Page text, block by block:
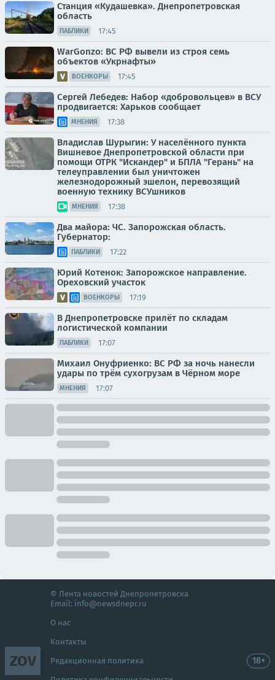
Станция «Кудашевка». Днепропетровская
область
ПАБЛИКИ 17:45
WarGonzo: ВС РФ вывели из строя семь
объектов «Укрнафты»
ВОЕНКОРЫ 17:45
Сергей Лебедев: Набор «добровольцев» в ВСУ
продвигается: Харьков сообщает
МНЕНИЯ 17:38
Владислав Шурыгин: У населённого пункта
Вишневое Днепропетровской области при
помощи ОТРК "Искандер" и БПЛА "Герань" на
телеуправлении был уничтожен
железнодорожный эшелон, перевозящий
военную технику ВСУшников
МНЕНИЯ 17:38
Два майора: ЧС. Запорожская область.
Губернатор:
ПАБЛИКИ 17:22
Юрий Котенок: Запорожское направление.
Ореховский участок
ВОЕНКОРЫ 17:19
В Днепропетровске прилёт по складам
логистической компании
ПАБЛИКИ 17:07
Михаил Онуфриенко: ВС РФ за ночь нанесли
удары по трём сухогрузам в Чёрном море
МНЕНИЯ 17:07
ZOV
© Лента новостей Днепропетровска
Email: info@newsdnepr.ru
О нас
Контакты
Редакционная политика 18+